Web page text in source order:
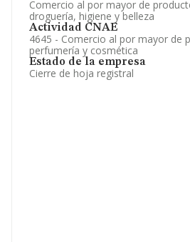
Comercio al por mayor de
droguería, higiene y belleza
Actividad CNAE
4645 - Comercio al por mayor de
perfumería y cosmética
Estado de la empresa
Cierre de hoja registral